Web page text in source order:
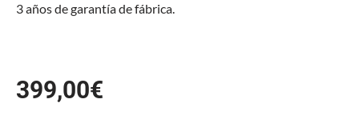
3 años de garantía de fábrica.
399,00€